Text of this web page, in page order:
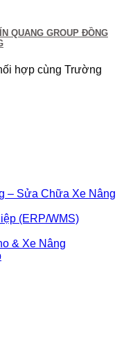
QUANG GROUP ĐỒNG
hợp cùng Trường
– Sửa Chữa Xe Nâng
(ERP/WMS)
& Xe Nâng